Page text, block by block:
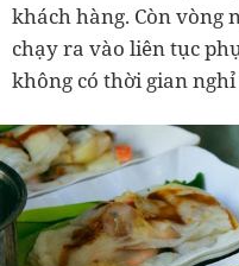
khách hàng. Còn vòng
chạy ra vào liên tục
không có thời gian nghỉ